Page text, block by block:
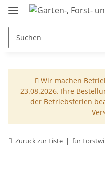
Wir machen
23.08.2026. Ihre
der Betriebsferien
Zurück zur Liste für